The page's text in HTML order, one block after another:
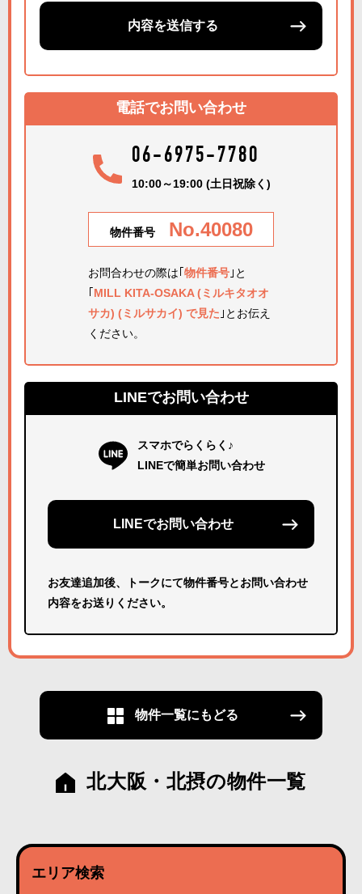
内容を送信する
電話でお問い合わせ
06-6975-7780
10:00～19:00 (土日祝除く)
物件番号 No.40080
お問合わせの際は｢ 物件番号 ｣と
MILL KITA-OSAKA (ミルキタオオ
サカ) (ミルサカイ) で見た ｣とお伝え
ください。
LINEでお問い合わせ
スマホでらくらく♪
LINEで簡単お問い合わせ
LINEでお問い合わせ
お友達追加後、トークにて物件番号とお問い合わせ
内容をお送りください。
物件一覧にもどる
北大阪・北摂の物件一覧
エリア検索